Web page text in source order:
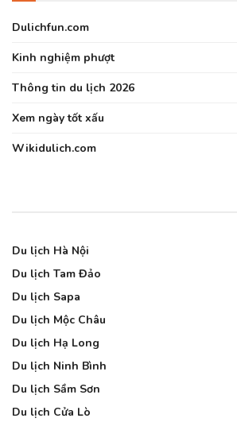
Dulichfun.com
Kinh nghiệm phượt
Thông tin du lịch 2026
Xem ngày tốt xấu
Wikidulich.com
Du lịch Hà Nội
Du lịch Tam Đảo
Du lịch Sapa
Du lịch Mộc Châu
Du lịch Hạ Long
Du lịch Ninh Bình
Du lịch Sầm Sơn
Du lịch Cửa Lò